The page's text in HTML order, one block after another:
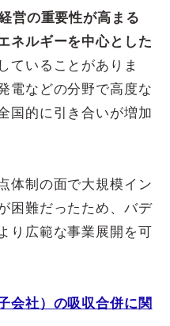
営の重要性が高まる
ネルギーを中心とした
していることがありま
電などの分野で高度な
国的に引き合いが増加
体制の面で大規模イン
困難だったため、バデ
り広範な事業展開を可
会社）の吸収合併に関